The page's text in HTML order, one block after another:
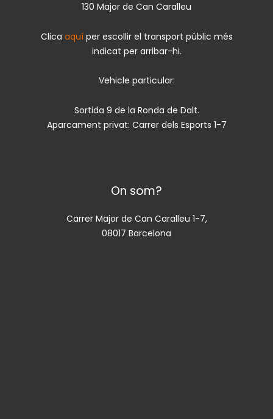
130 Major de Can Caralleu
Clica aquí per escollir el transport públic més
indicat per arribar-hi.
Vehicle particular:
Sortida 9 de la Ronda de Dalt.
Aparcament privat: Carrer dels Esports 1-7
On som?
Carrer Major de Can Caralleu 1-7,
08017 Barcelona